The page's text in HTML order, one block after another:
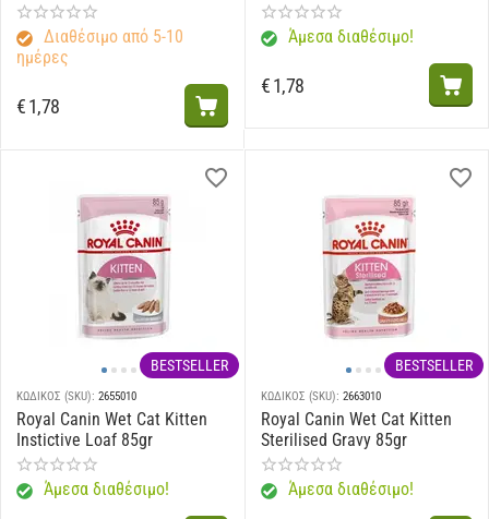
Διαθέσιμο από 5-10
ημέρες
€1,78
Άμεσα διαθέσιμο!
€1,78
BESTSELLER
ΚΩΔΙΚΟΣ (SKU): 2655010
Royal Canin Wet Cat Kitten
Instictive Loaf 85gr
Άμεσα διαθέσιμο!
BESTSELLER
ΚΩΔΙΚΟΣ (SKU): 2663010
Royal Canin Wet Cat Kitten
Sterilised Gravy 85gr
Άμεσα διαθέσιμο!